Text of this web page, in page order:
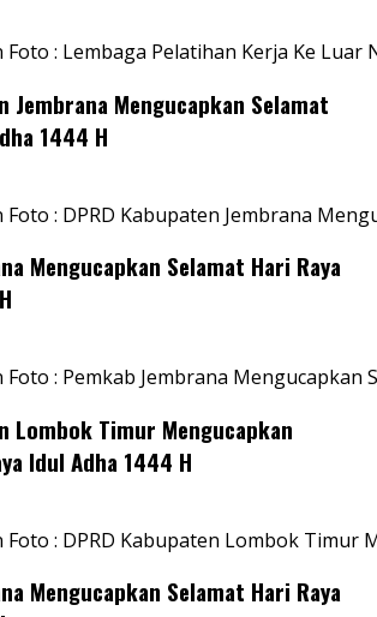
Foto : Lembaga Pelatihan Kerja Ke Luar
Jembrana Mengucapkan Selamat
1444 H
: DPRD Kabupaten Jembrana
Mengucapkan Selamat Hari Raya
: Pemkab Jembrana Mengucapkan
Lombok Timur Mengucapkan
Idul Adha 1444 H
: DPRD Kabupaten Lombok Timur
Mengucapkan Selamat Hari Raya